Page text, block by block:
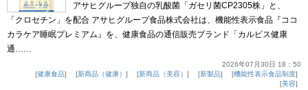
アサヒグループ独自の乳酸菌「ガセリ菌CP2305株」と、
「クロセチン」を配合 アサヒグループ食品株式会社は、機能性表示食品『ココ
カラケア睡眠プレミアム』を、健康食品の通信販売ブランド「カルピス健康
通……
2026年07月30日 18：50
健康食品
新商品（健康） 新商品（美容） 新製品
機能性表示食品制度
美容